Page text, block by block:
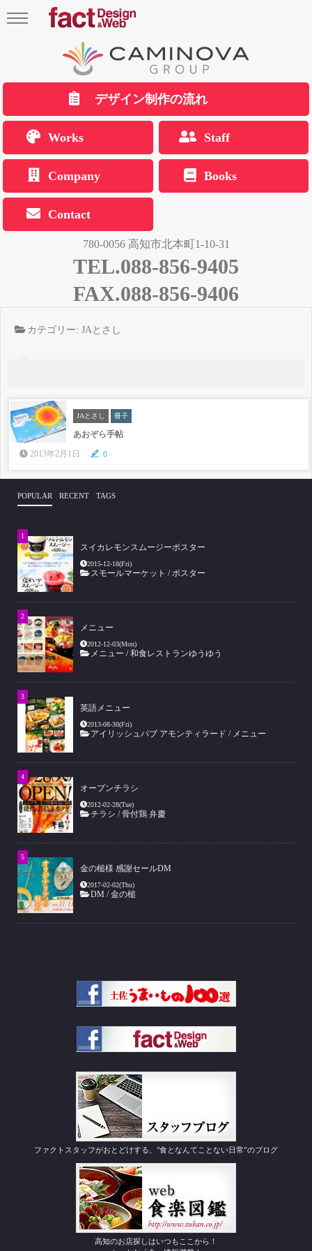
デザイン制作の流れ
Works Staff
Company Books
Contact
780-0056 高知市北本町1-10-31
TEL.088-856-9405
FAX.088-856-9406
カテゴリー: JAとさし
JAとさし 冊子
あおぞら手帖
2013年2月1日
0
POPULAR RECENT TAGS
スイカレモンスムージーポスター
2015-12-18(Fri)
スモールマーケット /ポスター
メニュー
2012-12-03(Mon)
メニュー /和食レストランゆうゆう
英語メニュー
2013-08-30(Fri)
アイリッシュパブ アモンティラード / メニュー
オープンチラシ
2012-02-28(Tue)
チラシ /骨付鶏 弁慶
金の槌様 感謝セールDM
2017-02-02(Thu)
DM /金の槌
ファクトスタッフがおとどけする、"食となんてことない日常”のブログ
高知のお店探しはいつもここから！